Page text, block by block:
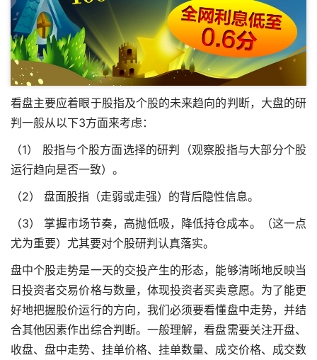
看盘主要应着眼于股指及个股的未来趋向的判断，大盘的研
判一般从以下3方面来考虑：
（1） 股指与个股方面选择的研判（观察股指与大部分个股
运行趋向是否一致）。
（2） 盘面股指（走弱或走强）的背后隐性信息。
（3） 掌握市场节奏，高抛低吸，降低持仓成本。（这一点
尤为重要）尤其要对个股研判认真落实。
盘中个股走势是一天的交投产生的形态，能够清晰地反映当
日投资者交易价格与数量，体现投资者买卖意愿。为了能更
好地把握股价运行的方向，我们必须要看懂盘中走势，并结
合其他因素作出综合判断。一般理解，看盘需要关注开盘、
收盘、盘中走势、挂单价格、挂单数量、成交价格、成交数